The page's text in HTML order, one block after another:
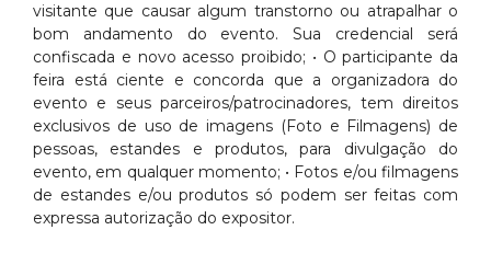
visitante que causar algum transtorno ou atrapalhar o
bom andamento do evento. Sua credencial será
confiscada e novo acesso proibido; • O participante da
feira está ciente e concorda que a organizadora do
evento e seus parceiros/patrocinadores, tem direitos
exclusivos de uso de imagens (Foto e Filmagens) de
pessoas, estandes e produtos, para divulgação do
evento, em qualquer momento; • Fotos e/ou filmagens
de estandes e/ou produtos só podem ser feitas com
expressa autorização do expositor.